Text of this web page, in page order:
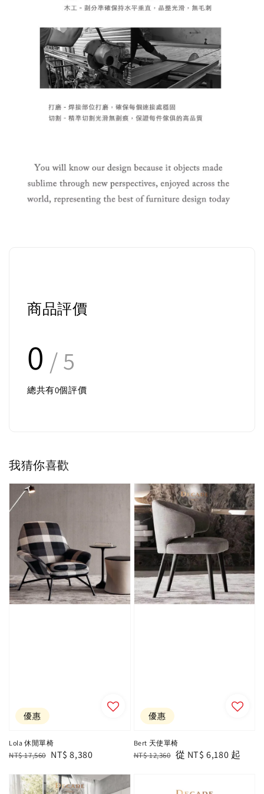
商品評價
0 / 5
總共有0個評價
我猜你喜歡
優惠
Lola 休閒單椅
Regular
NT$ 17,560 Sale
NT$ 8,380
優惠
Bert 天使單椅
Regular
NT$ 12,360 Sale
從 NT$ 6,180 起